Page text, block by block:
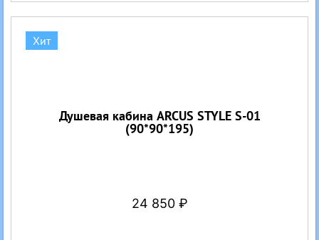
Хит
Душевая кабина ARCUS STYLE S-01
(90*90*195)
24 850 ₽